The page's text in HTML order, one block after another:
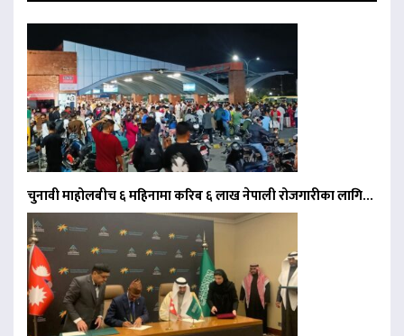
चुनावी माहोलबीच ६ महिनामा करिब ६ लाख नेपाली रोजगारीका लागि…